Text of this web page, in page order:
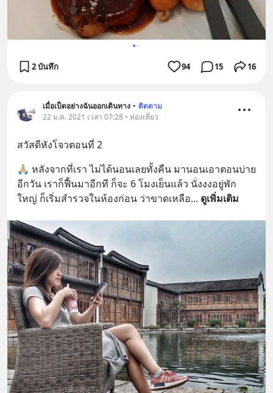
2 บันทึก 94 15 16
เมื่อเป็ดอย่างฉันออกเดินทาง • ติดตาม
22 ม.ค. 2021 เวลา 07:28 • ท่องเที่ยว
สวัสดีหังโจวตอนที่ 2
🙏🏼 หลังจากที่เรา ไม่ได้นอนเลยทั้งคืน มานอนเอาตอนบ่าย
อีกวัน เราก็ฟื้นมาอีกที ก็จะ 6 โมงเย็นแล้ว นั่งงงอยู่พัก
ใหญ่ ก็เริ่มสำรวจในห้องก่อน ว่าขาดเหลือ... ดูเพิ่มเติม